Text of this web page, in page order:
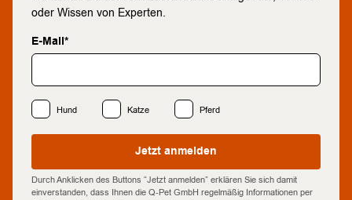
oder Wissen von Experten.
E-Mail*
Hund Katze Pferd
Jetzt anmelden
Durch Anklicken des Buttons “Jetzt anmelden” erklären Sie sich damit
einverstanden, dass Ihnen die Q-Pet GmbH regelmäßig Informationen per